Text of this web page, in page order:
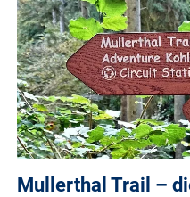
Mullerthal Trail –